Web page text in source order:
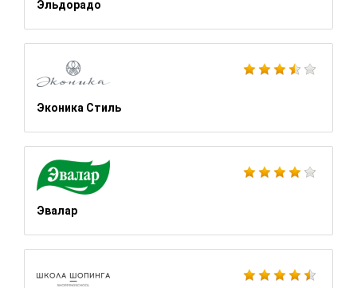
Эльдорадо
Эконика Стиль
Эвалар